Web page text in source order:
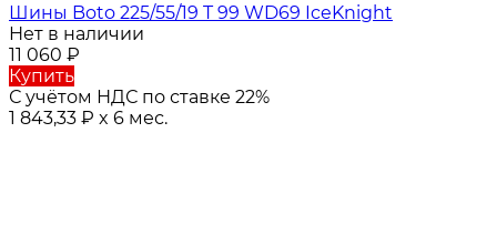
Шины Boto 225/55/19 T 99 WD69 IceKnight
Нет в наличии
11 060 ₽
Купить
С учётом НДС по ставке 22%
1 843,33 ₽ x 6 мес.